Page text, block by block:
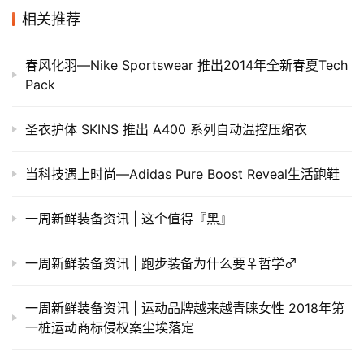
察
备
练
视
户
选
相关推荐
春风化羽—Nike Sportswear 推出2014年全新春夏Tech
Pack
圣衣护体 SKINS 推出 A400 系列自动温控压缩衣
当科技遇上时尚—Adidas Pure Boost Reveal生活跑鞋
一周新鲜装备资讯 | 这个值得『黑』
一周新鲜装备资讯 | 跑步装备为什么要♀哲学♂
一周新鲜装备资讯 | 运动品牌越来越青睐女性 2018年第
一桩运动商标侵权案尘埃落定